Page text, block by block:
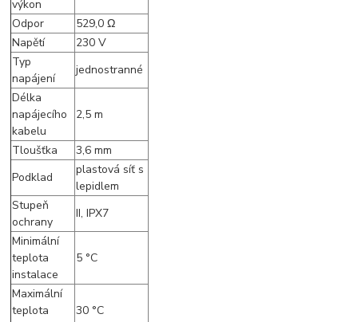
výkon
Odpor
529,0 Ω
Napětí
230 V
Typ
napájení
jednostranné
Délka
napájecího
kabelu
2,5 m
Tloušťka
3,6 mm
Podklad
plastová síť s
lepidlem
Stupeň
ochrany
II, IPX7
Minimální
teplota
instalace
5 °C
Maximální
teplota
30 °C